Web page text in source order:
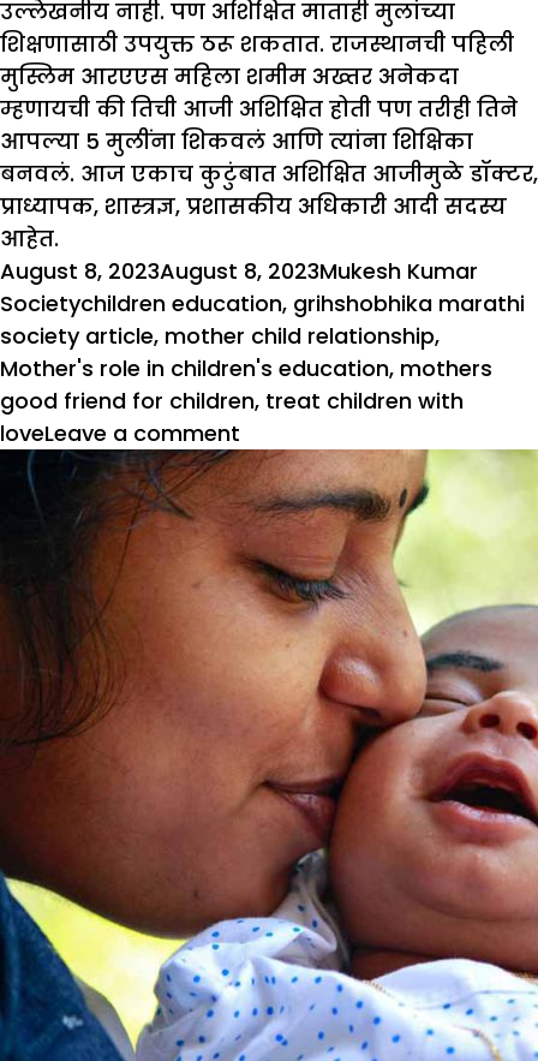
उल्लेखनीय नाही. पण अशिक्षित माताही मुलांच्या
शिक्षणासाठी उपयुक्त ठरू शकतात. राजस्थानची पहिली
मुस्लिम आरएएस महिला शमीम अख्तर अनेकदा
म्हणायची की तिची आजी अशिक्षित होती पण तरीही तिने
आपल्या 5 मुलींना शिकवलं आणि त्यांना शिक्षिका
बनवलं. आज एकाच कुटुंबात अशिक्षित आजीमुळे डॉक्टर,
प्राध्यापक, शास्त्रज्ञ, प्रशासकीय अधिकारी आदी सदस्य
आहेत.
Posted
on
August 8, 2023August 8, 2023Author
Mukesh Kumar
SocietyTags
children education, grihshobhika marathi
society article, mother child relationship,
Mother's role in children's education, mothers
good friend for children, treat children with
loveLeave a comment
मुलांच्या
शिक्षणात
आईची
भूमिका